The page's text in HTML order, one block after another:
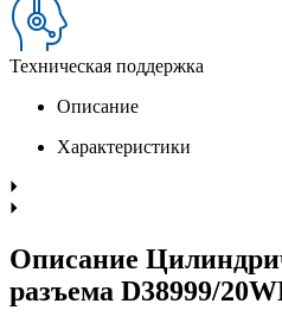
Техническая поддержка
Описание
Характеристики
Описание
разъема D38999/